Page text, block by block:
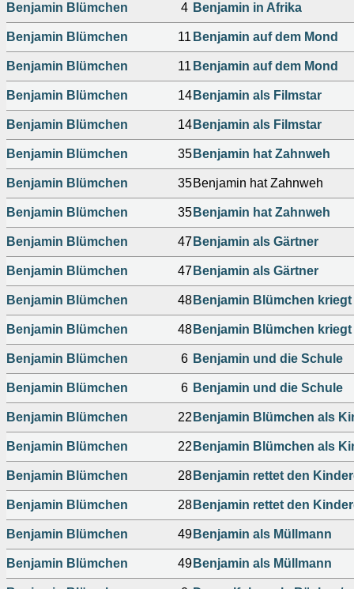
Benjamin Blümchen 4 Benjamin in Afrika
Benjamin Blümchen 11 Benjamin auf dem Mond
Benjamin Blümchen 11 Benjamin auf dem Mond
Benjamin Blümchen 14 Benjamin als Filmstar
Benjamin Blümchen 14 Benjamin als Filmstar
Benjamin Blümchen 35 Benjamin hat Zahnweh
Benjamin Blümchen 35 Benjamin hat Zahnweh
Benjamin Blümchen 35 Benjamin hat Zahnweh
Benjamin Blümchen 47 Benjamin als Gärtner
Benjamin Blümchen 47 Benjamin als Gärtner
Benjamin Blümchen 48 Benjamin Blümchen
Benjamin Blümchen 48 Benjamin Blümchen
Benjamin Blümchen 6 Benjamin und die Schule
Benjamin Blümchen 6 Benjamin und die Schule
Benjamin Blümchen 22 Benjamin Blümchen als
Benjamin Blümchen 22 Benjamin Blümchen als
Benjamin Blümchen 28 Benjamin rettet den
Benjamin Blümchen 28 Benjamin rettet den
Benjamin Blümchen 49 Benjamin als Müllmann
Benjamin Blümchen 49 Benjamin als Müllmann